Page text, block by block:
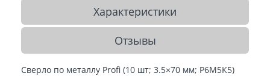
Характеристики
Отзывы
Сверло по металлу Profi (10 шт; 3.5×70 мм; Р6М5К5)